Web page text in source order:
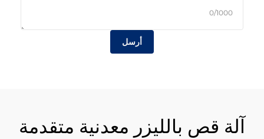
0/1000
أرسل
آلة قص بالليزر معدنية متقدمة